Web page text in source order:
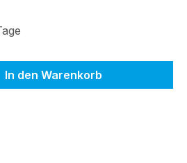
gewünschten Wert
In den Warenkorb